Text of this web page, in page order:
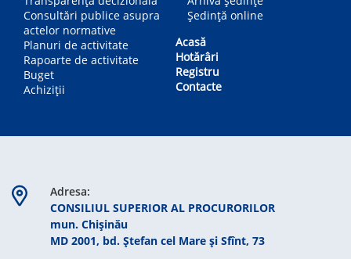
Consultări publice asupra
actelor normative
Planuri de activitate
Rapoarte de activitate
Buget
Achiziții
Ședință online
Acasă
Hotărâri
Registru
Contacte
Adresa:
CONSILIUL SUPERIOR AL PROCURORILOR
mun. Chişinău
MD 2001, bd. Ștefan cel Mare şi Sfînt, 73